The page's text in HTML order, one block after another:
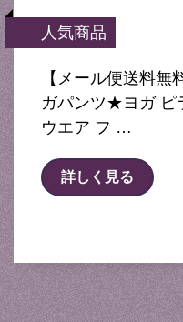
人気商品
【メール便送料
ガパンツ★ヨガ ピ
ウエア フ …
詳しく見る